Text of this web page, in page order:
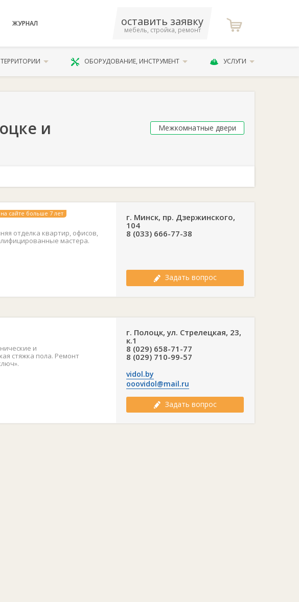
ЖУРНАЛ оставить заявку
мебель, стройка, ремонт
ОБОРУДОВАНИЕ, ИНСТРУМЕНТ УСЛУГИ
и
Межкомнатные двери
на сайте больше 7 лет
отделка квартир, офисов,
мастера.
г. Минск, пр. Дзержинского,
104
8 (033) 666-77-38
Задать вопрос
и
стяжка пола. Ремонт
г. Полоцк, ул. Стрелецкая, 23,
к.1
8 (029) 658-71-77
8 (029) 710-99-57
vidol.by
ooovidol@mail.ru
Задать вопрос